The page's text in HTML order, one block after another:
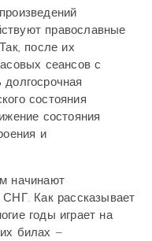
православные
после их
сеансов с
состояния
состояния
и
начинают
Как рассказывает
годы играет на
билах –